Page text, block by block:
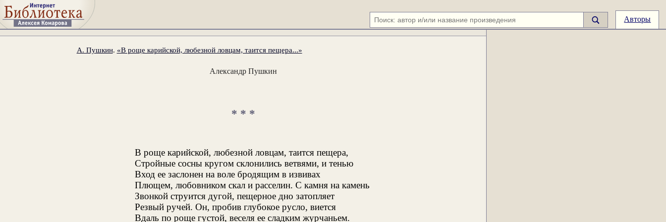
Авторы
А. Пушкин. «В роще карийской, любезной ловцам, таится пещера...»
Александр Пушкин
* * *
В роще карийской, любезной ловцам, таится пещера,
Стройные сосны кругом склонились ветвями, и тенью
Вход ее заслонен на воле бродящим в извивах
Плющем, любовником скал и расселин. С камня на камень
Звонкой струится дугой, пещерное дно затопляет
Резвый ручей. Он, пробив глубокое русло, виется
Вдаль по роще густой, веселя ее сладким журчаньем.